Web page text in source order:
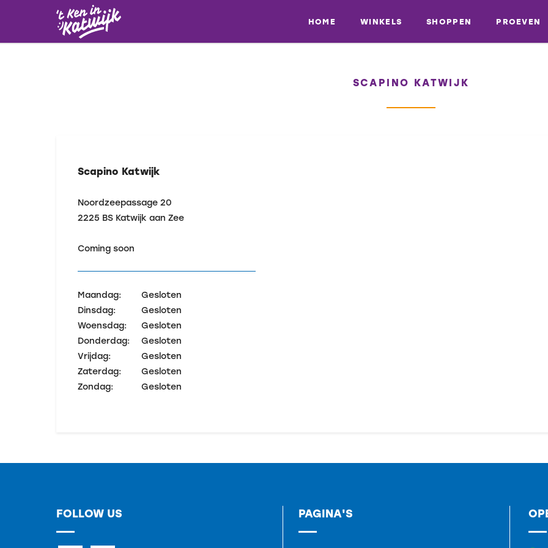
HOME WINKELS SHOPPEN PROEVEN
SCAPINO KATWIJK
Scapino Katwijk
Noordzeepassage 20
2225 BS Katwijk aan Zee
Coming soon
Maandag:
Gesloten
Dinsdag:
Gesloten
Woensdag:
Gesloten
Donderdag:
Gesloten
Vrijdag:
Gesloten
Zaterdag:
Gesloten
Zondag:
Gesloten
FOLLOW US PAGINA'S